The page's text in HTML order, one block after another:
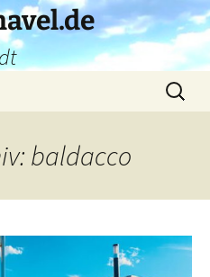
Suchen
nach:
baldacco